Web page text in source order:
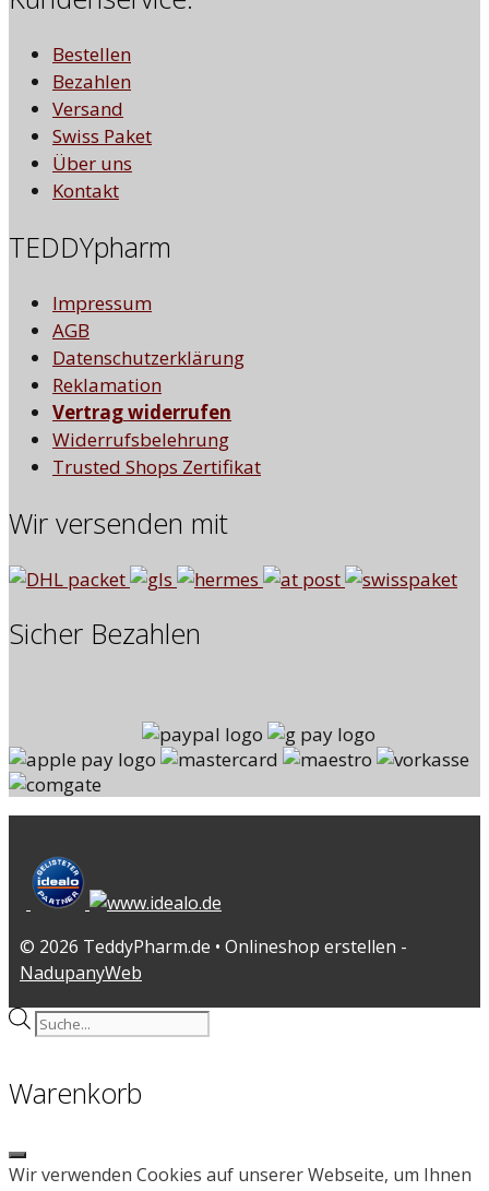
Bestellen
Bezahlen
Versand
Swiss Paket
Über uns
Kontakt
TEDDYpharm
Impressum
AGB
Datenschutzerklärung
Reklamation
Vertrag widerrufen
Widerrufsbelehrung
Trusted Shops Zertifikat
Wir versenden mit
Sicher Bezahlen
© 2026 TeddyPharm.de • Onlineshop erstellen -
NadupanyWeb
Products
Warenkorb
Close
Wir verwenden Cookies auf unserer Webseite, um Ihnen